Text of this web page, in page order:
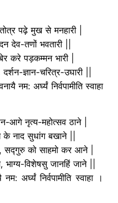
पढ़े मुख से मनहारी |
देव-तणों भवतारी ||
करे पड़कम्मन भारी |
ज्ञान-चरित्र-उघारी ||
नम: अर्घ्यं निर्वपामीति स्वाहा
आगे नृत्य-महोत्सव ठाने |
के नाद सुधांग बखाने ||
सद्गुरु को साहमो कर आने |
भाग्य-विशेषसु जानहिं जाने ||
अर्घ्यं निर्वपामीति स्वाहा ।